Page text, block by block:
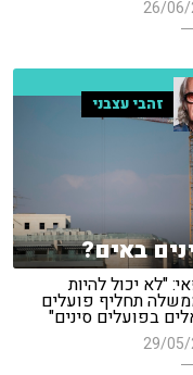
26/06/
זהבי עצבני
באים?
"לא יכול להיות
תחליף פועלים
בפועלים סינים"
29/05/